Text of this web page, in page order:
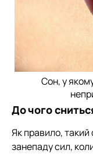
Сон, у
До чого
Як правило, такий
занепаду сил,